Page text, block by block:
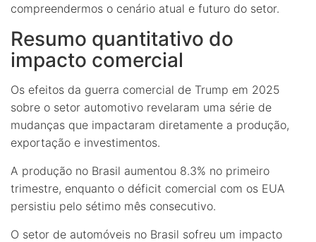
compreendermos o cenário atual e futuro do setor.
Resumo quantitativo do
impacto comercial
Os efeitos da guerra comercial de Trump em 2025
sobre o setor automotivo revelaram uma série de
mudanças que impactaram diretamente a produção,
exportação e investimentos.
A produção no Brasil aumentou 8.3% no primeiro
trimestre, enquanto o déficit comercial com os EUA
persistiu pelo sétimo mês consecutivo.
O setor de automóveis no Brasil sofreu um impacto